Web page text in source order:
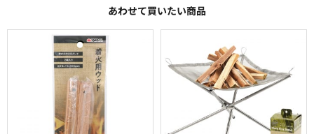
あわせて買いたい商品